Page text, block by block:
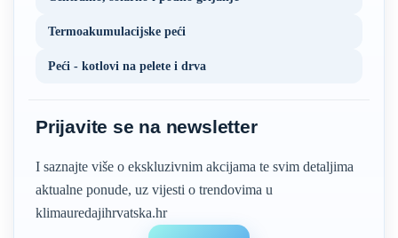
Termoakumulacijske peći
Peći - kotlovi na pelete i drva
Prijavite se na newsletter
I saznajte više o ekskluzivnim akcijama te svim detaljima
aktualne ponude, uz vijesti o trendovima u
klimauredajihrvatska.hr